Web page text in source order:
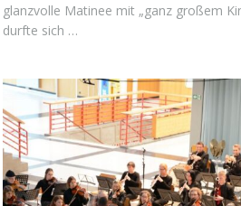
glanzvolle Matinee mit „ganz großem
durfte sich …